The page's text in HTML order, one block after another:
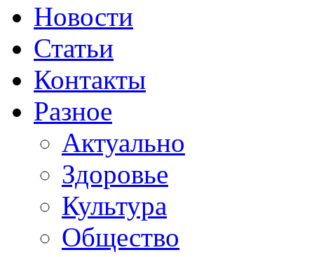
Новости
Статьи
Контакты
Разное
Актуально
Здоровье
Культура
Общество